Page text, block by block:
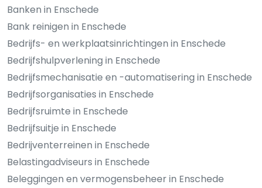
Banken in Enschede
Bank reinigen in Enschede
Bedrijfs- en werkplaatsinrichtingen in Enschede
Bedrijfshulpverlening in Enschede
Bedrijfsmechanisatie en -automatisering in Enschede
Bedrijfsorganisaties in Enschede
Bedrijfsruimte in Enschede
Bedrijfsuitje in Enschede
Bedrijventerreinen in Enschede
Belastingadviseurs in Enschede
Beleggingen en vermogensbeheer in Enschede